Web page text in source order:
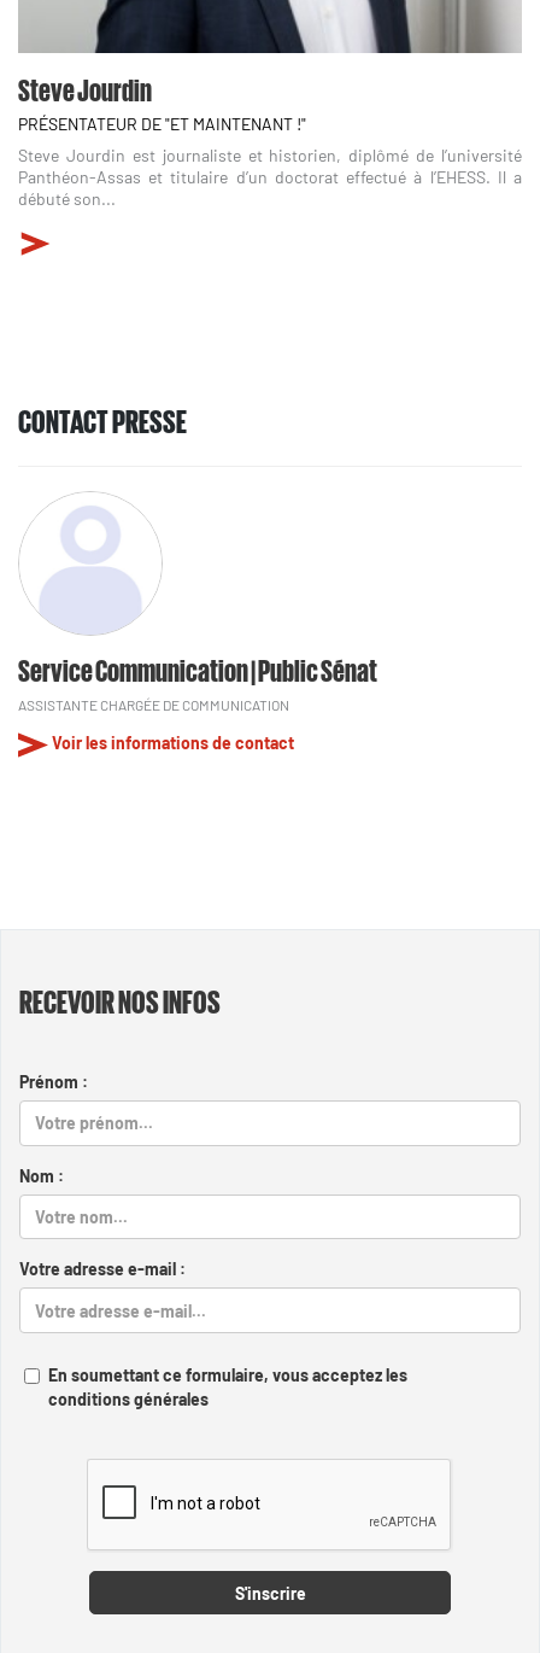
Steve Jourdin
PRÉSENTATEUR DE "ET MAINTENANT !"
Steve Jourdin est journaliste et historien, diplômé de l’université
Panthéon-Assas et titulaire d’un doctorat effectué à l’EHESS. Il a
débuté son...
CONTACT PRESSE
Service Communication | Public Sénat
ASSISTANTE CHARGÉE DE COMMUNICATION
Voir les informations de contact
RECEVOIR NOS INFOS
Prénom :
Nom :
Votre adresse e-mail :
En soumettant ce formulaire, vous acceptez les
conditions générales
S'inscrire